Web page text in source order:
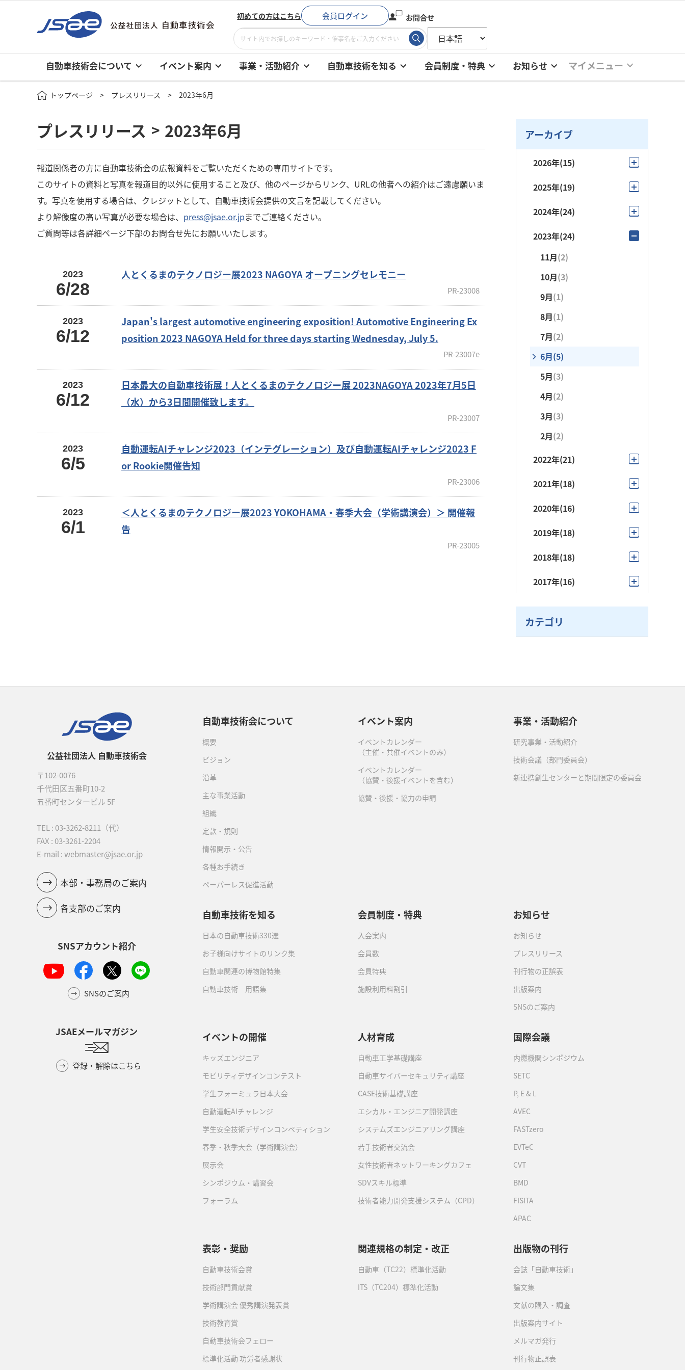
初めての方はこちら 会員ログイン お問合せ
自動車技術会について イベント案内 事業・活動紹介 自動車技術を知る 会員制度・特典 お知らせ マイメニュー
トップページ プレスリリース 2023年6月
プレスリリース > 2023年6月
報道関係者の方に自動車技術会の広報資料をご覧いただくための専用サイトです。
このサイトの資料と写真を報道目的以外に使用すること及び、他のページからリンク、URLの他者への紹介はご遠慮願いま
す。写真を使用する場合は、クレジットとして、自動車技術会提供の文言を記載してください。
より解像度の高い写真が必要な場合は、 press@jsae.or.jpまでご連絡ください。
ご質問等は各詳細ページ下部のお問合せ先にお願いいたします。
人とくるまのテクノロジー展2023 NAGOYA オープニングセレモニー
PR-23008
2023
6/28
Japan's largest automotive engineering exposition! Automotive Engineering Ex
position 2023 NAGOYA Held for three days starting Wednesday, July 5.
PR-23007e
2023
6/12
日本最大の自動車技術展！人とくるまのテクノロジー展 2023NAGOYA 2023年7月5日
（水）から3日間開催致します。
PR-23007
2023
6/12
自動運転AIチャレンジ2023（インテグレーション）及び自動運転AIチャレンジ2023 F
or Rookie開催告知
PR-23006
2023
6/5
＜人とくるまのテクノロジー展2023 YOKOHAMA・春季大会（学術講演会）＞ 開催報
告
PR-23005
2023
6/1
アーカイブ
2026年(15)
7月(2)
4月 (2)
3月(1)
2月(1)
1月(1)
2025年(19)
11月(3)
2024年(24)
12月(1)
11月(1)
10月(1)
9月(3)
8月(1)
7月(3)
6月(3)
5月(5)
4月(2)
3月(2)
2月(2)
2023年(24)
11月(2)
10月(3)
9月(1)
8月(1)
7月(2)
6月(5)
5月(3)
4月(2)
3月(3)
2月(2)
2022年(21)
10月(3)
7月 (2)
6月(4)
5月(3)
3月(3)
2月(1)
2021年(18)
11月(1)
8月 (1)
7月(2)
6月(2)
5月 (4)
2020年(16)
12月(1)
6月 (1)
5月(1)
4月 (7)
2019年(18)
11月(1)
9月(1)
2018年(18)
11月(1)
9月(1)
7月(4)
3月(2)
2月(1)
2017年(16)
9月(1)
4月(1)
3月(4)
2月(1)
カテゴリ
公益社団法人 自動車技術会
〒102-0076
千代田区五番町10-2
五番町センタービル 5F
TEL : 03-3262-8211
（代）
FAX : 03-3261-2204
E-mail : webmaster@jsae.or.jp
本部・事務局のご案内
各支部のご案内
SNSアカウント紹介
SNSのご案内
JSAEメールマガジン
登録・解除はこちら
自動車技術会について
概要
ビジョン
沿革
主な事業活動
組織
定款・規則
情報開示・公告
各種お手続き
ペーパーレス促進活動
イベント案内
イベントカレンダー
（主催・共催イベントのみ）
イベントカレンダー
（協賛・後援イベントを含む）
協賛・後援・協力の申請
事業・活動紹介
研究事業・活動紹介
技術会議（部門委員会）
新連携創生センターと期間限定の委員会
自動車技術を知る
日本の自動車技術330選
お子様向けサイトのリンク集
自動車関連の博物館特集
自動車技術 用語集
会員制度・特典
入会案内
会員数
会員特典
施設利用料割引
お知らせ
お知らせ
プレスリリース
刊行物の正誤表
出版案内
SNSのご案内
イベントの開催
キッズエンジニア
モビリティデザインコンテスト
学生フォーミュラ日本大会
自動運転AIチャレンジ
学生安全技術デザインコンペティション
春季・秋季大会（学術講演会）
展示会
シンポジウム・講習会
フォーラム
人材育成
自動車工学基礎講座
自動車サイバーセキュリティ講座
CASE技術基礎講座
エシカル・エンジニア開発講座
システムズエンジニアリング講座
若手技術者交流会
女性技術者ネットワーキングカフェ
SDVスキル標準
技術者能力開発支援システム（CPD）
国際会議
内燃機関シンポジウム
SETC
P, E & L
AVEC
FASTzero
EVTeC
CVT
BMD
FISITA
APAC
表彰・奨励
自動車技術会賞
技術部門貢献賞
学術講演会 優秀講演発表賞
技術教育賞
自動車技術会フェロー
標準化活動 功労者感謝状
関連規格の制定・改正
自動車（TC22）標準化活動
ITS（TC204）標準化活動
出版物の刊行
会誌「自動車技術」
論文集
文献の購入・調査
出版案内サイト
メルマガ発行
刊行物正誤表